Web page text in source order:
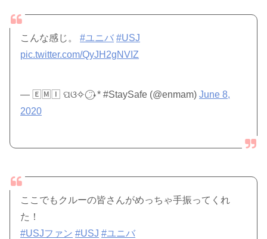
こんな感じ。#ユニバ #USJ
pic.twitter.com/QyJH2gNVIZ
— 🄴🄼🄸 ପଓ✧◡̈⃝︎⋆︎* #StaySafe (@enmam)June 8,
2020
ここでもクルーの皆さんがめっちゃ手振ってくれ
た！
#USJファン #USJ #ユニバ